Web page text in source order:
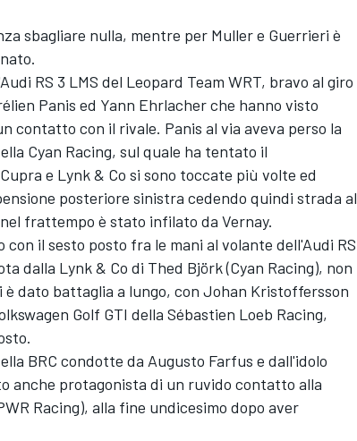
sbagliare nulla, mentre per Muller e Guerrieri è
RS 3 LMS del Leopard Team WRT, bravo al giro
Panis ed Yann Ehrlacher che hanno visto
contatto con il rivale. Panis al via aveva perso la
Cyan Racing, sul quale ha tentato il
e Lynk & Co si sono toccate più volte ed
posteriore sinistra cedendo quindi strada al
frattempo è stato infilato da Vernay.
il sesto posto fra le mani al volante dell'Audi RS
dalla Lynk & Co di Thed Björk (Cyan Racing), non
dato battaglia a lungo, con Johan Kristoffersson
Golf GTI della Sébastien Loeb Racing,
BRC condotte da Augusto Farfus e dall'idolo
anche protagonista di un ruvido contatto alla
Racing), alla fine undicesimo dopo aver